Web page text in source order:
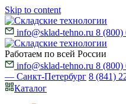
Skip to content
info@sklad-tehno.ru 8 (800)
Работаем по всей России
info@sklad-tehno.ru 8 (800)
— Санкт-Петербург 8 (841)
Каталог